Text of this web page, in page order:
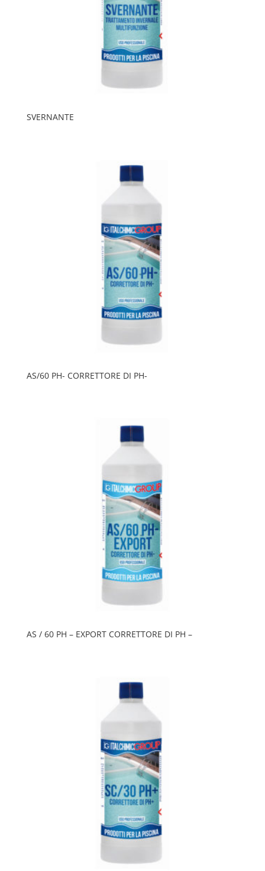
SVERNANTE
AS/60 PH- CORRETTORE DI PH-
AS / 60 PH – EXPORT CORRETTORE DI PH –